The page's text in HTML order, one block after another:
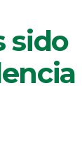
sido